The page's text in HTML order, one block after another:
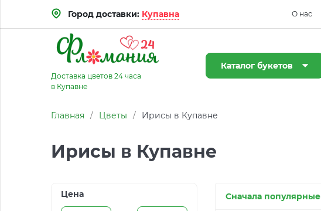
Город доставки: Купавна О нас
Доставка цветов 24 часа
в Купавне
Каталог букетов
Главная / Цветы / Ирисы в Купавне
Ирисы в Купавне
Цена Сначала популярные